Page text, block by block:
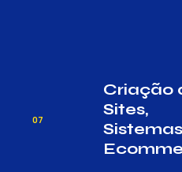
07
Criação
Sites,